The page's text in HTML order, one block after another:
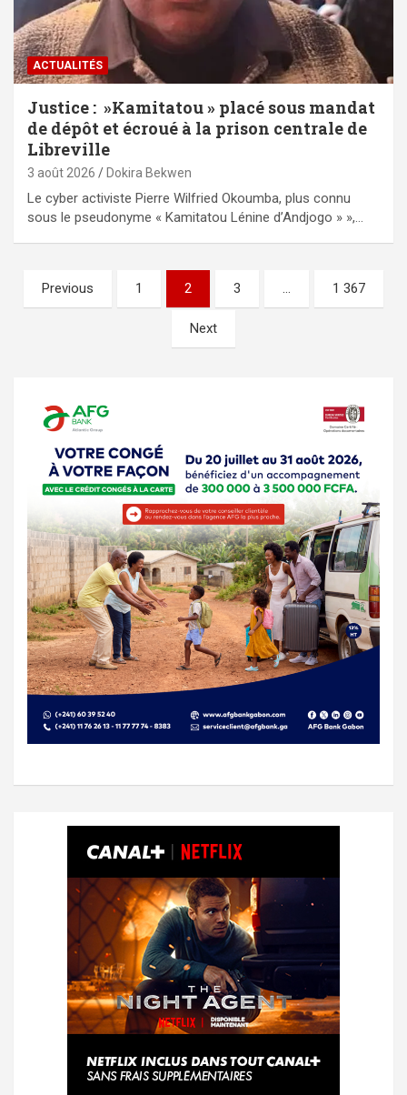
ACTUALITÉS
Justice : »Kamitatou » placé sous mandat
de dépôt et écroué à la prison centrale de
Libreville
3 août 2026 Dokira Bekwen
Le cyber activiste Pierre Wilfried Okoumba, plus connu
sous le pseudonyme « Kamitatou Lénine d’Andjogo » »,…
Pagination
des
Previous 1 2 3 … 1 367
Next